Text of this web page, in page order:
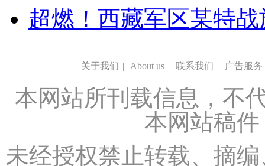
超燃！西藏军区某特
关于我们 | About us | 联系我们 | 广告服务
本网站所刊载信息，不
本网站稿
未经授权禁止转载、摘